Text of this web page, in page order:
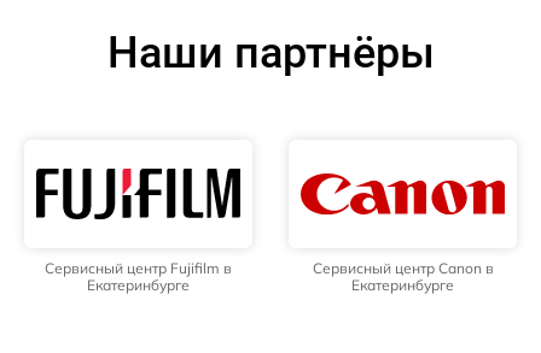
Наши партнёры
Сервисный центр Fujifilm в
Екатеринбурге
Сервисный центр Canon в
Екатеринбурге